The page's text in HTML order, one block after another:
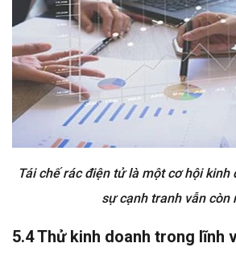
Tái chế rác điện tử là một cơ hội kinh
sự cạnh tranh vẫn còn
5.4 Thử kinh doanh trong lĩnh